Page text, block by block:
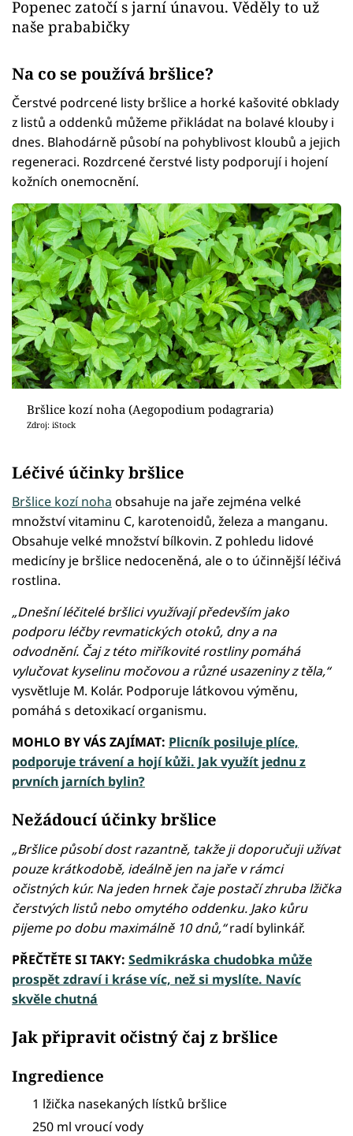
Popenec zatočí s jarní únavou. Věděly to už
naše prababičky
Na co se používá bršlice?
Čerstvé podrcené listy bršlice a horké kašovité obklady
z listů a oddenků můžeme přikládat na bolavé klouby i
dnes. Blahodárně působí na pohyblivost kloubů a jejich
regeneraci. Rozdrcené čerstvé listy podporují i hojení
kožních onemocnění.
Bršlice kozí noha (Aegopodium podagraria)
Zdroj: iStock
Léčivé účinky bršlice
Bršlice kozí noha obsahuje na jaře zejména velké
množství vitaminu C, karotenoidů, železa a manganu.
Obsahuje velké množství bílkovin. Z pohledu lidové
medicíny je bršlice nedoceněná, ale o to účinnější léčivá
rostlina.
„Dnešní léčitelé bršlici využívají především jako
podporu léčby revmatických otoků, dny a na
odvodnění. Čaj z této miříkovité rostliny pomáhá
vylučovat kyselinu močovou a různé usazeniny z těla,“
vysvětluje M. Kolár. Podporuje látkovou výměnu,
pomáhá s detoxikací organismu.
MOHLO BY VÁS ZAJÍMAT: Plicník posiluje plíce,
podporuje trávení a hojí kůži. Jak využít jednu z
prvních jarních bylin?
Nežádoucí účinky bršlice
„Bršlice působí dost razantně, takže ji doporučuji užívat
pouze krátkodobě, ideálně jen na jaře v rámci
očistných kúr. Na jeden hrnek čaje postačí zhruba lžička
čerstvých listů nebo omytého oddenku. Jako kůru
pijeme po dobu maximálně 10 dnů,“radí bylinkář.
PŘEČTĚTE SI TAKY: Sedmikráska chudobka může
prospět zdraví i kráse víc, než si myslíte. Navíc
skvěle chutná
Jak připravit očistný čaj z bršlice
Ingredience
1 lžička nasekaných lístků bršlice
250 ml vroucí vody